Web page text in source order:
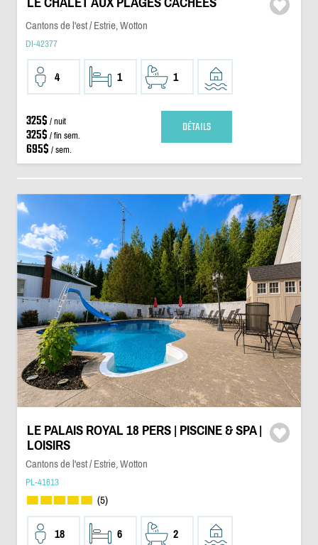
Cantons de l'est / Estrie, Wotton
DI-42377
4 1 1
325$ / nuit
325$ / fin sem.
695$ / sem.
DÉTAILS
LE PALAIS ROYAL 18 PERS | PISCINE & SPA |
LOISIRS
Cantons de l'est / Estrie, Wotton
PL-41613
(5)
18 6 2